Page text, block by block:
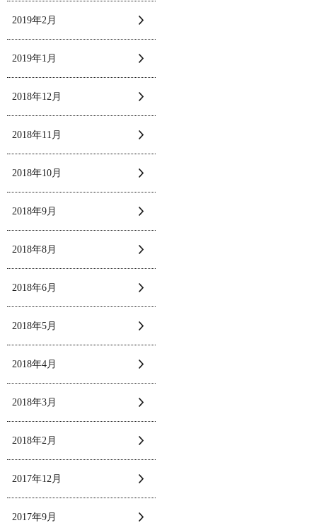
2019年2月
2019年1月
2018年12月
2018年11月
2018年10月
2018年9月
2018年8月
2018年6月
2018年5月
2018年4月
2018年3月
2018年2月
2017年12月
2017年9月